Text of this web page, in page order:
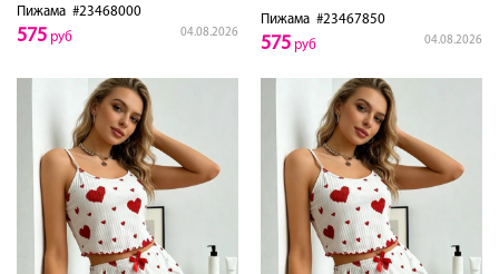
Пижама #23468000
04.08.2026
575 руб
Пижама #23467850
04.08.2026
575 руб